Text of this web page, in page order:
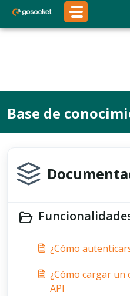
Saltar al contenido principal
Base de
¿Cómo
¿Cómo cargar un
API